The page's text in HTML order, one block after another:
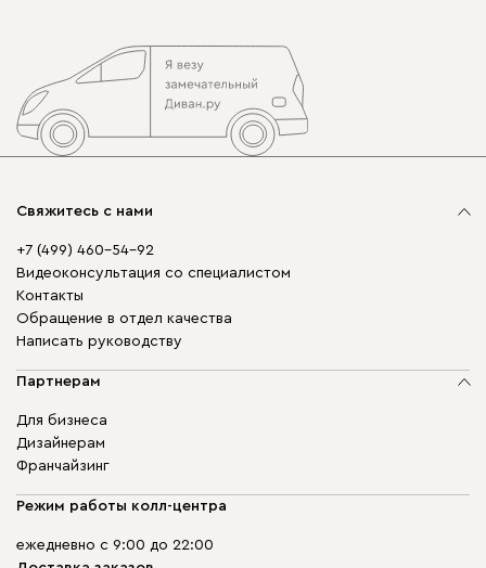
Свяжитесь с нами
+7 (499) 460-54-92
Видеоконсультация со специалистом
Контакты
Обращение в отдел качества
Написать руководству
Партнерам
Для бизнеса
Дизайнерам
Франчайзинг
Режим работы колл-центра
ежедневно с 9:00 до 22:00